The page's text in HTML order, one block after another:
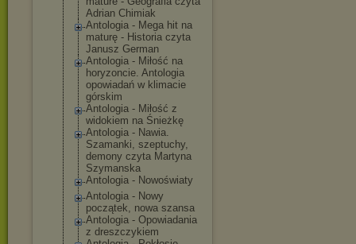
Adrian Chimiak
Antologia - Mega hit na
maturę - Historia czyta
Janusz German
Antologia - Miłość na
horyzoncie. Antologia
opowiadań w klimacie
górskim
Antologia - Miłość z
widokiem na Śnieżkę
Antologia - Nawia.
Szamanki, szeptuchy,
demony czyta Martyna
Szymanska
Antologia - Nowoświaty
Antologia - Nowy
początek, nowa szansa
Antologia - Opowiadania
z dreszczykiem